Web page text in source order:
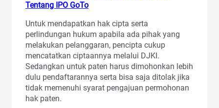
Tentang IPO GoTo
Untuk mendapatkan hak cipta serta
perlindungan hukum apabila ada pihak yang
melakukan pelanggaran, pencipta cukup
mencatatkan ciptaannya melalui DJKI.
Sedangkan untuk paten harus dimohonkan lebih
dulu pendaftarannya serta bisa saja ditolak jika
tidak memenuhi syarat pengajuan permohonan
hak paten.